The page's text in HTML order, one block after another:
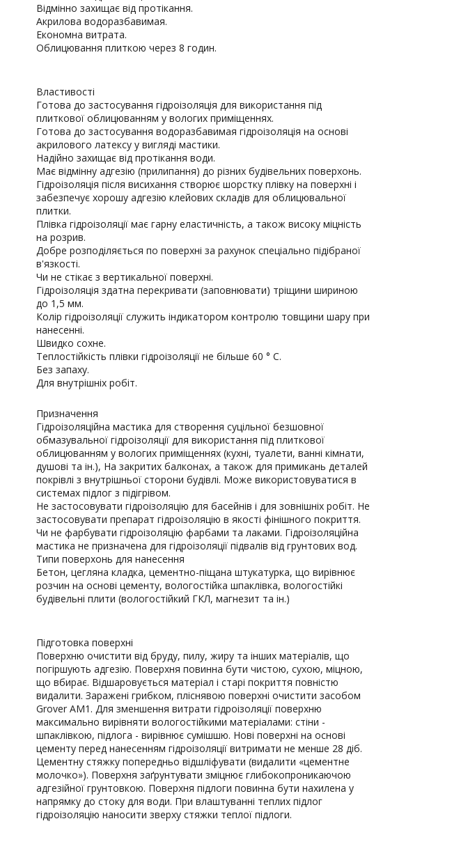
Відмінно захищає від протікання.
Акрилова водоразбавимая.
Економна витрата.
Облицювання плиткою через 8 годин.
Властивості
Готова до застосування гідроізоляція для використання під
плиткової облицюванням у вологих приміщеннях.
Готова до застосування водоразбавимая гідроізоляція на основі
акрилового латексу у вигляді мастики.
Надійно захищає від протікання води.
Має відмінну адгезію (прилипання) до різних будівельних поверхонь.
Гідроізоляція після висихання створює шорстку плівку на поверхні і
забезпечує хорошу адгезію клейових складів для облицювальної
плитки.
Плівка гідроізоляції має гарну еластичність, а також високу міцність
на розрив.
Добре розподіляється по поверхні за рахунок спеціально підібраної
в'язкості.
Чи не стікає з вертикальної поверхні.
Гідроізоляція здатна перекривати (заповнювати) тріщини шириною
до 1,5 мм.
Колір гідроізоляції служить індикатором контролю товщини шару при
нанесенні.
Швидко сохне.
Теплостійкість плівки гідроізоляції не більше 60 ° С.
Без запаху.
Для внутрішніх робіт.
Призначення
Гідроізоляційна мастика для створення суцільної безшовної
обмазувальної гідроізоляції для використання під плиткової
облицюванням у вологих приміщеннях (кухні, туалети, ванні кімнати,
душові та ін.), На закритих балконах, а також для примикань деталей
покрівлі з внутрішньої сторони будівлі. Може використовуватися в
системах підлог з підігрівом.
Не застосовувати гідроізоляцію для басейнів і для зовнішніх робіт. Не
застосовувати препарат гідроізоляцію в якості фінішного покриття.
Чи не фарбувати гідроізоляцію фарбами та лаками. Гідроізоляційна
мастика не призначена для гідроізоляції підвалів від грунтових вод.
Типи поверхонь для нанесення
Бетон, цегляна кладка, цементно-піщана штукатурка, що вирівнює
розчин на основі цементу, вологостійка шпаклівка, вологостійкі
будівельні плити (вологостійкий ГКЛ, магнезит та ін.)
Підготовка поверхні
Поверхню очистити від бруду, пилу, жиру та інших матеріалів, що
погіршують адгезію. Поверхня повинна бути чистою, сухою, міцною,
що вбирає. Відшаровується матеріал і старі покриття повністю
видалити. Заражені грибком, пліснявою поверхні очистити засобом
Grover AM1. Для зменшення витрати гідроізоляції поверхню
максимально вирівняти вологостійкими матеріалами: стіни -
шпаклівкою, підлога - вирівнює сумішшю. Нові поверхні на основі
цементу перед нанесенням гідроізоляції витримати не менше 28 діб.
Цементну стяжку попередньо відшліфувати (видалити «цементне
молочко»). Поверхня заґрунтувати зміцнює глибокопроникаючою
адгезійної грунтовкою. Поверхня підлоги повинна бути нахилена у
напрямку до стоку для води. При влаштуванні теплих підлог
гідроізоляцію наносити зверху стяжки теплої підлоги.